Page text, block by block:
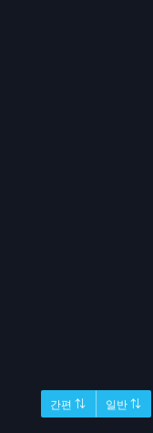
간편 ⇅ 일반 ⇅